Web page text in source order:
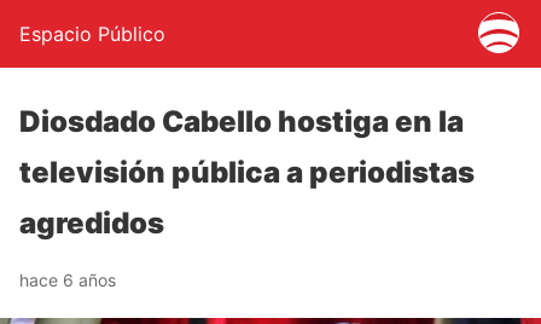
Espacio Público
Diosdado Cabello hostiga en la
televisión pública a periodistas
agredidos
hace 6 años